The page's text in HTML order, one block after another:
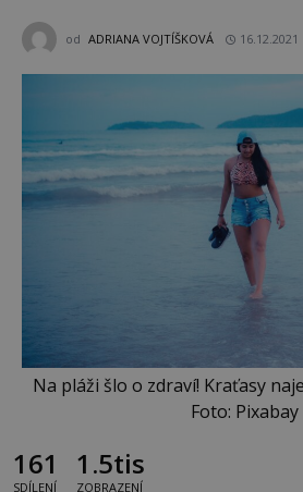
od ADRIANA VOJTÍŠKOVÁ 16.12.2021
Na pláži šlo o zdraví! Kraťasy
Foto: Pixabay
161
SDÍLENÍ
1.5tis
ZOBRAZENÍ